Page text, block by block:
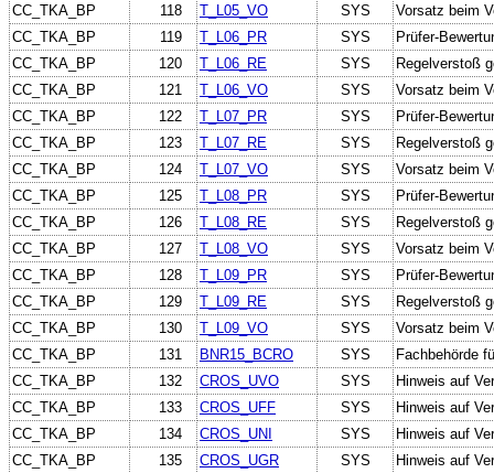
CC_TKA_BP
118 T_L05_VO SYS
Vorsatz beim
CC_TKA_BP
119 T_L06_PR SYS
Prüfer-
CC_TKA_BP
120 T_L06_RE SYS
Regelverstoß
CC_TKA_BP
121 T_L06_VO SYS
Vorsatz beim
CC_TKA_BP
122 T_L07_PR SYS
Prüfer-
CC_TKA_BP
123 T_L07_RE SYS
Regelverstoß
CC_TKA_BP
124 T_L07_VO SYS
Vorsatz beim
CC_TKA_BP
125 T_L08_PR SYS
Prüfer-
CC_TKA_BP
126 T_L08_RE SYS
Regelverstoß
CC_TKA_BP
127 T_L08_VO SYS
Vorsatz beim
CC_TKA_BP
128 T_L09_PR SYS
Prüfer-
CC_TKA_BP
129 T_L09_RE SYS
Regelverstoß
CC_TKA_BP
130 T_L09_VO SYS
Vorsatz beim
CC_TKA_BP
131 BNR15_BCRO SYS
Fachbehörde
CC_TKA_BP
132 CROS_UVO SYS
Hinweis auf
CC_TKA_BP
133 CROS_UFF SYS
Hinweis auf
CC_TKA_BP
134 CROS_UNI SYS
Hinweis auf
CC_TKA_BP
135 CROS_UGR SYS Hinweis auf